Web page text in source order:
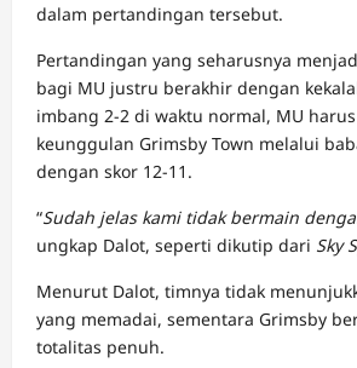
dalam pertandingan tersebut.
Pertandingan yang seharusnya
bagi MU justru berakhir dengan
imbang 2-2 di waktu normal, MU
keunggulan Grimsby Town melalui
dengan skor 12-11.
“Sudah jelas kami tidak bermain
ungkap Dalot, seperti dikutip dari Sky
Menurut Dalot, timnya tidak
yang memadai, sementara Grimsby
totalitas penuh.